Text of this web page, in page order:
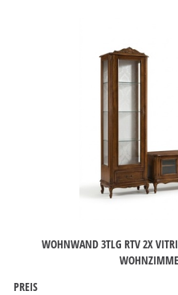
WOHNWAND 3TLG RTV 2X
PREIS